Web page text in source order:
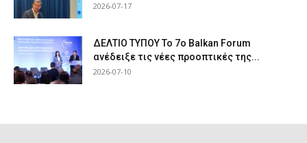
2026-07-17
ΔΕΛΤΙΟ ΤΥΠΟΥ Το 7ο Balkan Forum
ανέδειξε τις νέες προοπτικές της...
2026-07-10